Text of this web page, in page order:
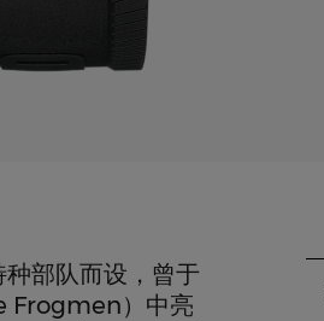
部队而设，曾于
Frogmen）中亮